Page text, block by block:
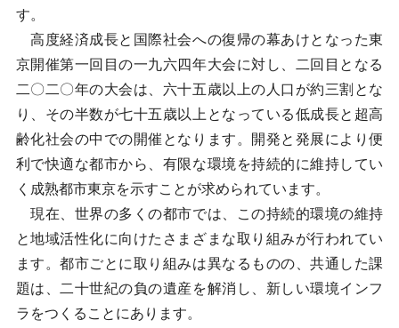
す。
高度経済成長と国際社会への復帰の幕あけとなった東
京開催第一回目の一九六四年大会に対し、二回目となる
二〇二〇年の大会は、六十五歳以上の人口が約三割とな
り、その半数が七十五歳以上となっている低成長と超高
齢化社会の中での開催となります。開発と発展により便
利で快適な都市から、有限な環境を持続的に維持してい
く成熟都市東京を示すことが求められています。
現在、世界の多くの都市では、この持続的環境の維持
と地域活性化に向けたさまざまな取り組みが行われてい
ます。都市ごとに取り組みは異なるものの、共通した課
題は、二十世紀の負の遺産を解消し、新しい環境インフ
ラをつくることにあります。